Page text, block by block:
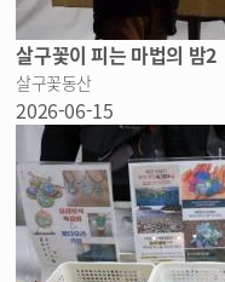
살구꽃이 피는 마법의 밤2
살구꽃동산
2026-06-15